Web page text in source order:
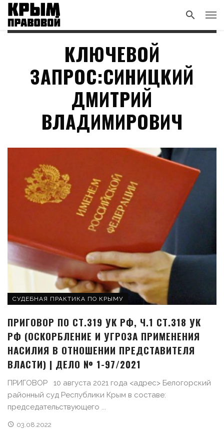
КЛЮЧЕВОЙ
ЗАПРОС:СИНИЦКИЙ
ДМИТРИЙ
ВЛАДИМИРОВИЧ
СУДЕБНАЯ ПРАКТИКА ПО КРЫМУ
ПРИГОВОР ПО СТ.319 УК РФ, Ч.1 СТ.318 УК
РФ (ОСКОРБЛЕНИЕ И УГРОЗА ПРИМЕНЕНИЯ
НАСИЛИЯ В ОТНОШЕНИИ ПРЕДСТАВИТЕЛЯ
ВЛАСТИ) | ДЕЛО № 1-97/2021
ПРИГОВОР 10 августа 2021 года <адрес> Белогорский
районный суд Республики Крым в составе:
председательствующего ...
03.08.2022